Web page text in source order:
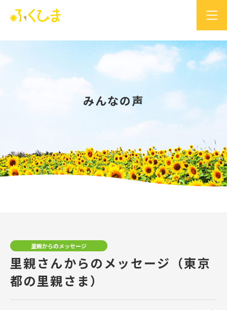
みんなの声
里親からのメッセージ
里親さんからのメッセージ（東京
都の里親さま）